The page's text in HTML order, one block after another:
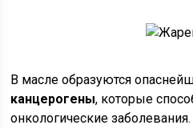
В масле образуются
канцерогены, которые
онкологические